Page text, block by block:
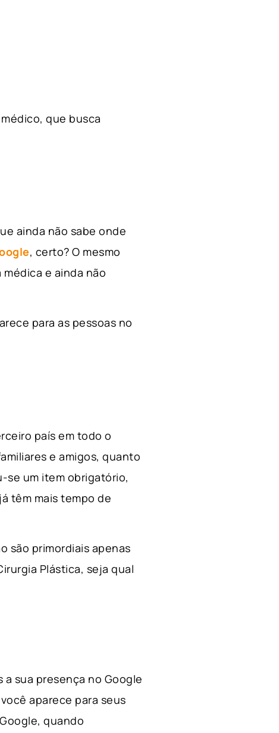
que busca
ainda não sabe onde
, certo? O mesmo
e ainda não
para as pessoas no
país em todo o
e amigos, quanto
se um item obrigatório,
têm mais tempo de
são primordiais apenas
Plástica, seja qual
sua presença no Google
aparece para seus
quando